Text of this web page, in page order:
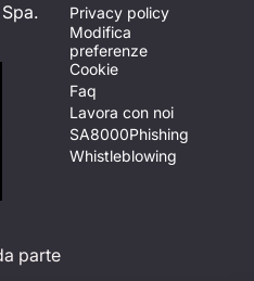
parte
Privacy policy
Modifica
preferenze
Cookie
Faq
Lavora con noi
SA8000Phishing
Whistleblowing